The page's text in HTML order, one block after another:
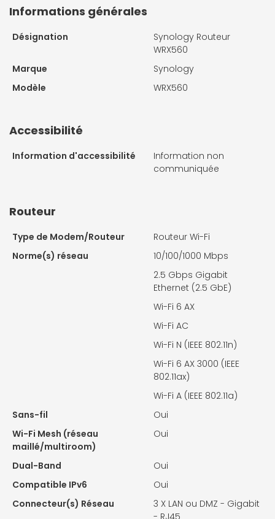
Informations générales
Désignation
Synology Routeur
WRX560
Marque
Synology
Modèle
WRX560
Accessibilité
Information d'accessibilité
Information non
communiquée
Routeur
Type de Modem/Routeur
Routeur Wi-Fi
Norme(s) réseau
10/100/1000 Mbps
2.5 Gbps Gigabit
Ethernet (2.5 GbE)
Wi-Fi 6 AX
Wi-Fi AC
Wi-Fi N (IEEE 802.11n)
Wi-Fi 6 AX 3000 (IEEE
802.11ax)
Wi-Fi A (IEEE 802.11a)
Sans-fil
Oui
Wi-Fi Mesh (réseau
maillé/multiroom)
Oui
Dual-Band
Oui
Compatible IPv6
Oui
Connecteur(s) Réseau
3 X LAN ou DMZ - Gigabit
- RJ45